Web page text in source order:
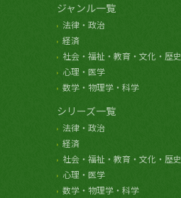
ジャンル一覧
法律・政治
経済
社会・福祉・教育・文化・歴史
心理・医学
数学・物理学・科学
シリーズ一覧
法律・政治
経済
社会・福祉・教育・文化・歴史
心理・医学
数学・物理学・科学